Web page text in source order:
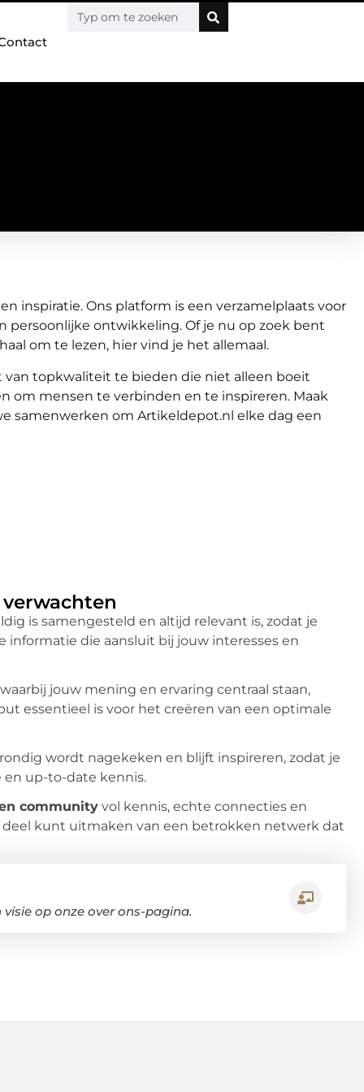
inspiratie. Ons platform is een verzamelplaats voor
persoonlijke ontwikkeling. Of je nu op zoek bent
om te lezen, hier vind je het allemaal.
topkwaliteit te bieden die niet alleen boeit
om mensen te verbinden en te inspireren. Maak
samenwerken om Artikeldepot.nl elke dag een
is samengesteld en altijd relevant is, zodat je
informatie die aansluit bij jouw interesses en
jouw mening en ervaring centraal staan,
essentieel is voor het creëren van een optimale
wordt nagekeken en blijft inspireren, zodat je
up-to-date kennis.
communityvol kennis, echte connecties en
deel kunt uitmaken van een betrokken netwerk dat
op onze over ons-pagina.